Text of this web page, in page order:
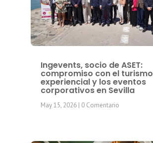
Ingevents, socio de ASET:
compromiso con el turismo
experiencial y los eventos
corporativos en Sevilla
May 15, 2026| 0 Comentario